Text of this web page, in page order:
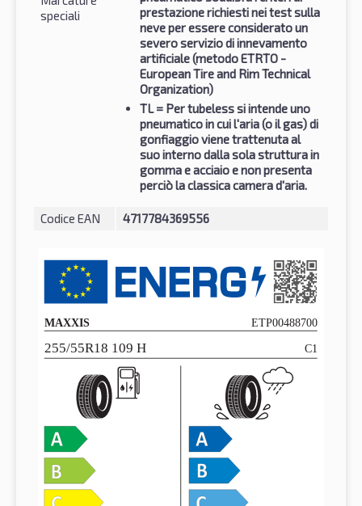
speciali
prestazione richiesti nei test sulla
neve per essere considerato un
severo servizio di innevamento
artificiale (metodo ETRTO -
European Tire and Rim Technical
Organization)
TL= Per tubeless si intende uno
pneumatico in cui l'aria (o il gas) di
gonfiaggio viene trattenuta al
suo interno dalla sola struttura in
gomma e acciaio e non presenta
perciò la classica camera d'aria.
Codice EAN 4717784369556